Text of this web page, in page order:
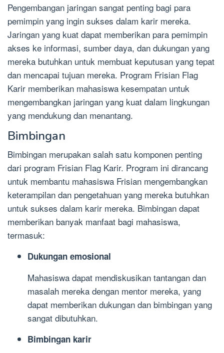
Pengembangan jaringan sangat penting bagi para
pemimpin yang ingin sukses dalam karir mereka.
Jaringan yang kuat dapat memberikan para pemimpin
akses ke informasi, sumber daya, dan dukungan yang
mereka butuhkan untuk membuat keputusan yang tepat
dan mencapai tujuan mereka. Program Frisian Flag
Karir memberikan mahasiswa kesempatan untuk
mengembangkan jaringan yang kuat dalam lingkungan
yang mendukung dan menantang.
Bimbingan
Bimbingan merupakan salah satu komponen penting
dari program Frisian Flag Karir. Program ini dirancang
untuk membantu mahasiswa Frisian mengembangkan
keterampilan dan pengetahuan yang mereka butuhkan
untuk sukses dalam karir mereka. Bimbingan dapat
memberikan banyak manfaat bagi mahasiswa,
termasuk:
Dukungan emosional
Mahasiswa dapat mendiskusikan tantangan dan
masalah mereka dengan mentor mereka, yang
dapat memberikan dukungan dan bimbingan yang
sangat dibutuhkan.
Bimbingan karir